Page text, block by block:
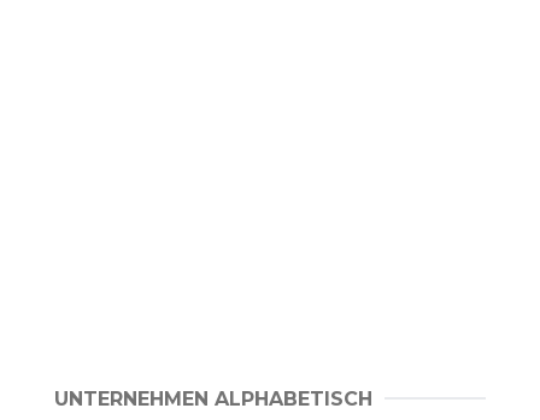
UNTERNEHMEN ALPHABETISCH